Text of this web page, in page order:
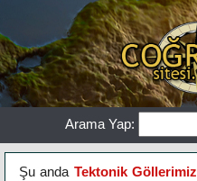
Arama Yap:
Şu anda Tektonik Göllerimiz